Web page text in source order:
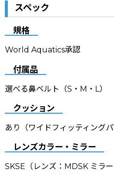
スペック
規格
World Aquatics承認
付属品
選べる鼻ベルト（S・M・L）
クッション
あり （ワイドフィッティング
レンズカラー・ミラー
SKSE（レンズ：MDSK ミラー